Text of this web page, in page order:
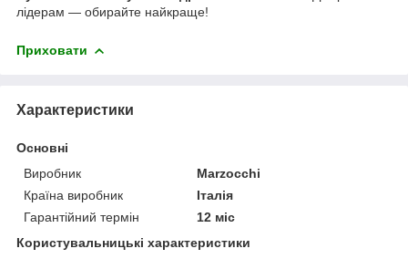
лідерам — обирайте найкраще!
Приховати
Характеристики
Основні
Виробник
Marzocchi
Країна виробник
Італія
Гарантійний термін
12 міс
Користувальницькі характеристики